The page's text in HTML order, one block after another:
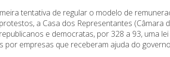
tentativa de regular o modelo de
a Casa dos Representantes (Câmara
e democratas, por 328 a 93, uma
por empresas que receberam ajuda do